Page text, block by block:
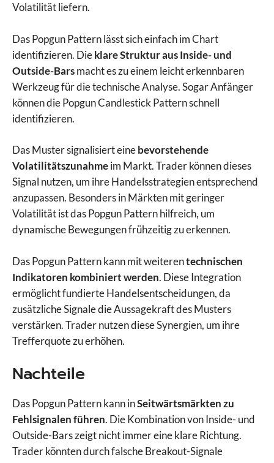
Volatilität liefern.
Das Popgun Pattern lässt sich einfach im Chart
identifizieren. Dieklare Struktur aus Inside- und
Outside-Barsmacht es zu einem leicht erkennbaren
Werkzeug für die technische Analyse. Sogar Anfänger
können die Popgun Candlestick Pattern schnell
identifizieren.
Das Muster signalisiert einebevorstehende
Volatilitätszunahmeim Markt. Trader können dieses
Signal nutzen, um ihre Handelsstrategien entsprechend
anzupassen. Besonders in Märkten mit geringer
Volatilität ist das Popgun Pattern hilfreich, um
dynamische Bewegungen frühzeitig zu erkennen.
Das Popgun Pattern kann mit weiterentechnischen
Indikatoren kombiniert werden. Diese Integration
ermöglicht fundierte Handelsentscheidungen, da
zusätzliche Signale die Aussagekraft des Musters
verstärken. Trader nutzen diese Synergien, um ihre
Trefferquote zu erhöhen.
Nachteile
Das Popgun Pattern kann inSeitwärtsmärkten zu
Fehlsignalen führen. Die Kombination von Inside- und
Outside-Bars zeigt nicht immer eine klare Richtung.
Trader könnten durch falsche Breakout-Signale